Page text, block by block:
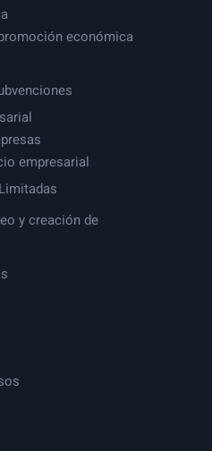
económica
empresarial
y creación de